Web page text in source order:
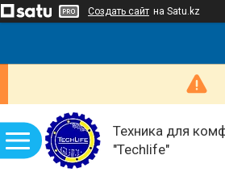
Создать сайт на Satu.kz
Техника для
"Techlife"